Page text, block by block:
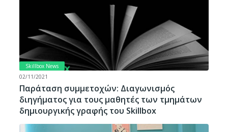
Skillbox News
02/11/2021
Παράταση συμμετοχών: Διαγωνισμός
διηγήματος για τους μαθητές των τμημάτων
δημιουργικής γραφής του Skillbox